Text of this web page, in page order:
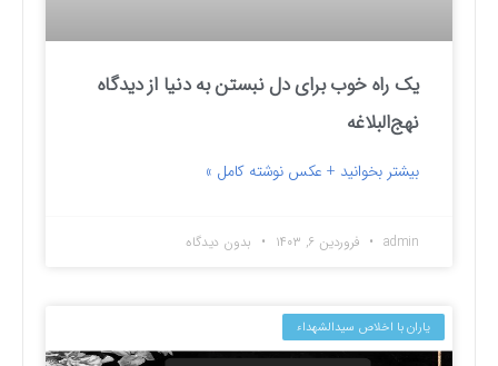
یک راه خوب برای دل نبستن به دنیا از دیدگاه
نهج‌البلاغه
بیشتر بخوانید + عکس نوشته کامل »
admin فروردین ۶, ۱۴۰۳ بدون دیدگاه
یاران با اخلاص سیدالشهداء